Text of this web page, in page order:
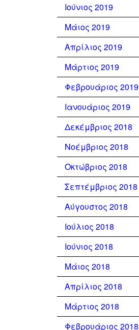
Ιούνιος 2019
Μάιος 2019
Απρίλιος 2019
Μάρτιος 2019
Φεβρουάριος 2019
Ιανουάριος 2019
Δεκέμβριος 2018
Νοέμβριος 2018
Οκτώβριος 2018
Σεπτέμβριος 2018
Αύγουστος 2018
Ιούλιος 2018
Ιούνιος 2018
Μάιος 2018
Απρίλιος 2018
Μάρτιος 2018
Φεβρουάριος 2018